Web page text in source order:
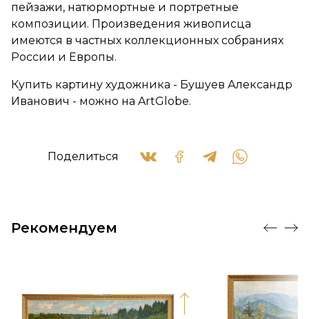
пейзажи, натюрмортные и портретные
композиции. Произведения живописца
имеются в частных коллекционных собраниях
России и Европы.
Купить картину художника - Бушуев Александр
Иванович - можно на ArtGlobe.
Поделиться
Рекомендуем